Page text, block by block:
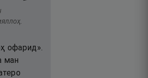
офарид».
ман